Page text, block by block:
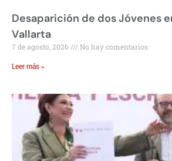
Desaparición de dos Jóvenes
Vallarta
7 de agosto, 2026 No hay comentarios
Leer más »